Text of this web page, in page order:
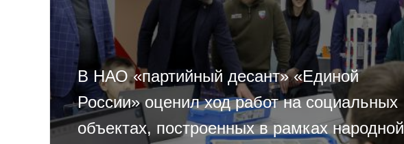
В НАО «партийный десант» «Единой
России» оценил ход работ на социальных
объектах, построенных в рамках народной